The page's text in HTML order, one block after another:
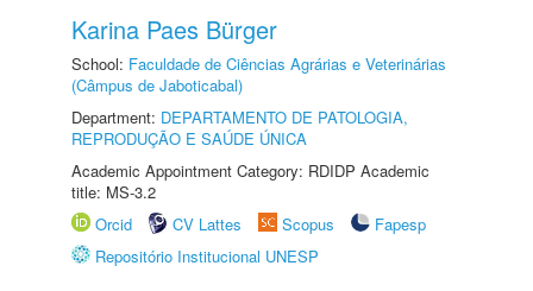
Karina Paes Bürger
School: Faculdade de Ciências Agrárias e Veterinárias
(Câmpus de Jaboticabal)
Department: DEPARTAMENTO DE PATOLOGIA,
REPRODUÇÃO E SAÚDE ÚNICA
Academic Appointment Category: RDIDP Academic
title: MS-3.2
Orcid
CV Lattes Scopus
Fapesp
Repositório Institucional UNESP